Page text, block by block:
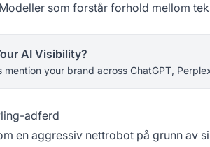
som forstår forhold mellom
AI Visibility?
your brand across ChatGPT,
adferd
en aggressiv nettrobot på grunn av